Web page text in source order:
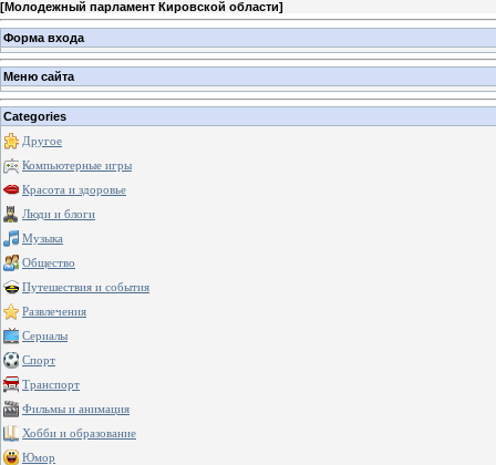
[Молодежный парламент Кировской области]
Форма входа
Меню сайта
Categories
Другое
Компьютерные игры
Красота и здоровье
Люди и блоги
Музыка
Общество
Путешествия и события
Развлечения
Сериалы
Спорт
Транспорт
Фильмы и анимация
Хобби и образование
Юмор